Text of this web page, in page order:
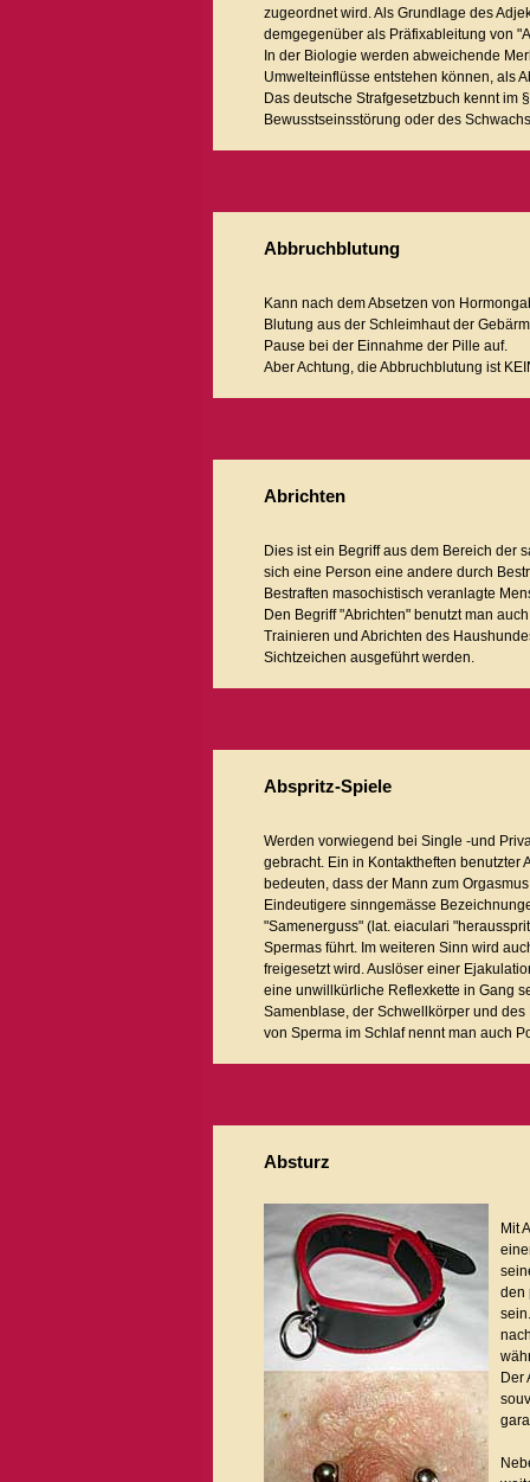
zugeordnet wird. Als Grundlage des
demgegenüber als Präfixableitung von
In der Biologie werden abweichende
Umwelteinflüsse entstehen können, als
Das deutsche Strafgesetzbuch kennt im
Bewusstseinsstörung oder des
Abbruchblutung
Kann nach dem Absetzen von
Blutung aus der Schleimhaut der
Pause bei der Einnahme der Pille auf.
Aber Achtung, die Abbruchblutung ist
Abrichten
Dies ist ein Begriff aus dem Bereich der
sich eine Person eine andere durch
Bestraften masochistisch veranlagte
Den Begriff "Abrichten" benutzt man
Trainieren und Abrichten des
Sichtzeichen ausgeführt werden.
Abspritz-Spiele
Werden vorwiegend bei Single -und
gebracht. Ein in Kontaktheften benutzter
bedeuten, dass der Mann zum
Eindeutigere sinngemässe
"Samenerguss" (lat. eiaculari
Spermas führt. Im weiteren Sinn wird
freigesetzt wird. Auslöser einer
eine unwillkürliche Reflexkette in Gang
Samenblase, der Schwellkörper und
von Sperma im Schlaf nennt man auch
Absturz
Mit
den
Der